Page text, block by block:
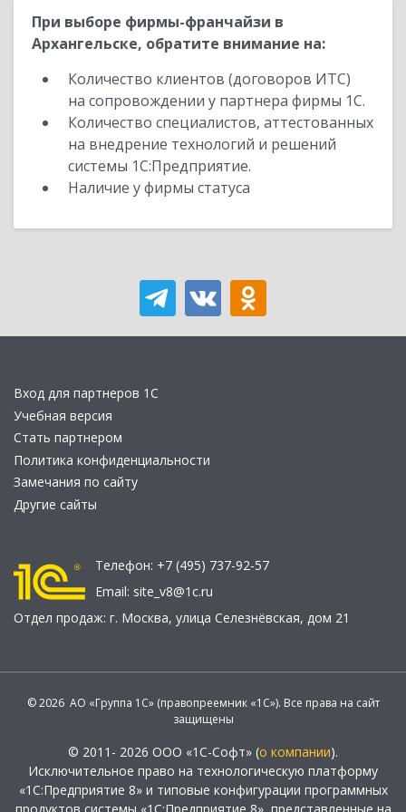
При выборе фирмы-франчайзи в
Архангельске, обратите внимание на:
Количество клиентов (договоров ИТС)
на сопровождении у партнера фирмы 1С.
Количество специалистов, аттестованных
на внедрение технологий и решений
системы 1С:Предприятие.
Наличие у фирмы статуса
Вход для партнеров 1С
Учебная версия
Стать партнером
Политика конфиденциальности
Замечания по сайту
Другие сайты
Телефон: +7 (495) 737-92-57
Email: site_v8@1c.ru
Отдел продаж: г. Москва, улица Селезнёвская, дом 21
© 2026 АО «Группа 1С» (правопреемник «1С»). Все права на сайт
защищены
© 2011- 2026 ООО «1С-Софт» (о компании).
Исключительное право на технологическую платформу
«1С:Предприятие 8» и типовые конфигурации программных